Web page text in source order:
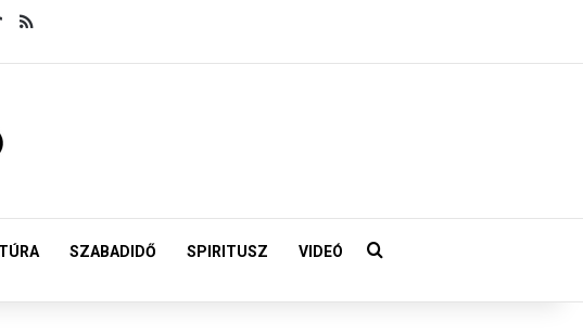
TikTok
SZABADIDŐ SPIRITUSZ VIDEÓ Keresés: